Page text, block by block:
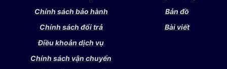
Chính sách bảo hành
Chính sách đổi trả
Điều khoản dịch vụ
Chính sách vận chuyển
Bản đồ
Bài viết